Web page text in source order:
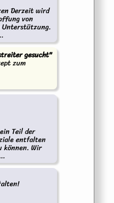
Derzeit wird
von
gesucht"
zum
Teil der
entfalten
können. Wir